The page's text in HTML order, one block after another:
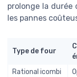
prolonge la
les pannes
Type de four
Rational icombi